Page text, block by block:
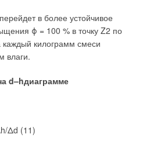
в более устойчивое
ϕ = 100 % в точку Z2 по
каждый килограмм смеси
влаги.
d–hдиаграмме
Δd (11)